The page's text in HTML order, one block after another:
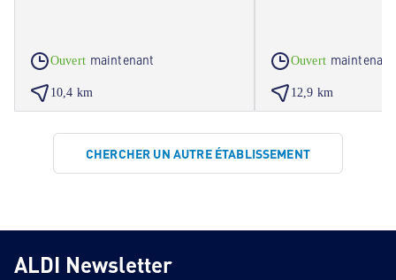
Ouvert maintenant
10,4 km
Ouvert maintenant
12,9 km
CHERCHER UN AUTRE ÉTABLISSEMENT
ALDI Newsletter